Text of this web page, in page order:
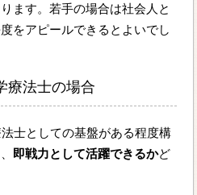
ます。若手の場合は社会人と
をアピールできるとよいでし
療法士の場合
士としての基盤がある程度構
即戦力として活躍できるかど